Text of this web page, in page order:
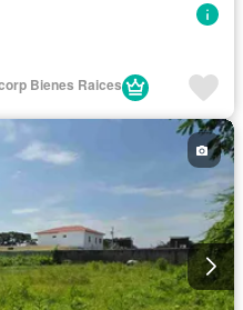
Bienes Raices